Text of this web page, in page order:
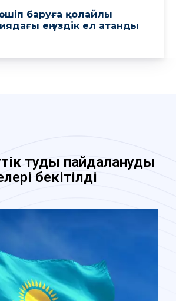
баруға қолайлы
ең үздік ел атанды